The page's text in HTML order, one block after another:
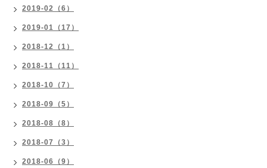
2019-02（6）
2019-01（17）
2018-12（1）
2018-11（11）
2018-10（7）
2018-09（5）
2018-08（8）
2018-07（3）
2018-06（9）